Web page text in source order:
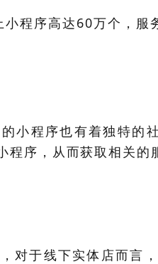
程序高达60万个，服
小程序也有着独特的
序，从而获取相关的
对于线下实体店而言